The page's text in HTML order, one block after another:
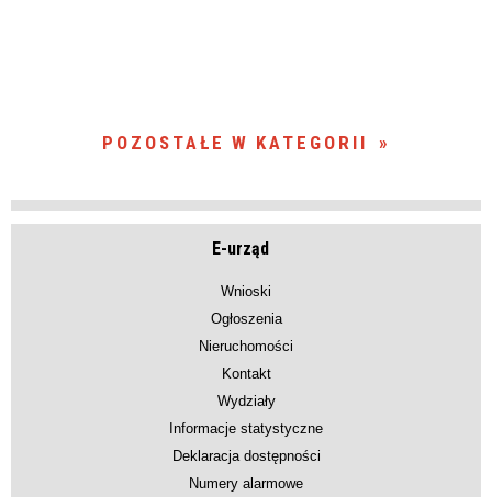
POZOSTAŁE W KATEGORII
E-urząd
Wnioski
Ogłoszenia
Nieruchomości
Kontakt
Wydziały
Informacje statystyczne
Deklaracja dostępności
Numery alarmowe